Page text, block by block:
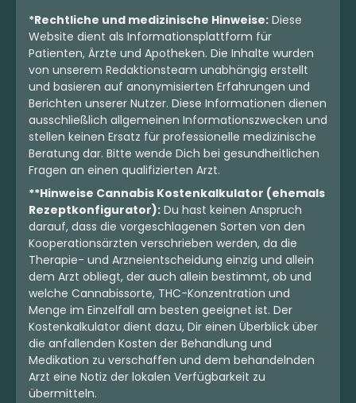
8 Ball Kush
0(0)
THC:31 CBD:1
6.17 €
Grape Goat
0(0)
THC:27% CBD:
5.93 €
Indica Blüten
CM 32/1 SRK
Sour Kush
0(0)
Hybrid Blüten
CUREOUS BLB THC32
Blockberry
2,5
*Rechtliche und medizinische Hinweise: Diese
Website dient als Informationsplattform für
Patienten, Ärzte und Apotheken. Die Inhalte wurden
von unserem Redaktionsteam unabhängig erstellt
und basieren auf anonymisierten Erfahrungen und
Berichten unserer Nutzer. Diese Informationen dienen
ausschließlich allgemeinen Informationszwecken und
stellen keinen Ersatz für professionelle medizinische
Beratung dar. Bitte wende Dich bei gesundheitlichen
Fragen an einen qualifizierten Arzt.
**Hinweise Cannabis Kostenkalkulator (ehemals
Rezeptkonfigurator): Du hast keinen Anspruch
darauf, dass die vorgeschlagenen Sorten von den
Kooperationsärzten verschrieben werden, da die
Therapie- und Arzneientscheidung einzig und allein
dem Arzt obliegt, der auch allein bestimmt, ob und
welche Cannabissorte, THC-Konzentration und
Menge im Einzelfall am besten geeignet ist. Der
Kostenkalkulator dient dazu, Dir einen Überblick über
die anfallenden Kosten der Behandlung und
Medikation zu verschaffen und dem behandelnden
Arzt eine Notiz der lokalen Verfügbarkeit zu
übermitteln.